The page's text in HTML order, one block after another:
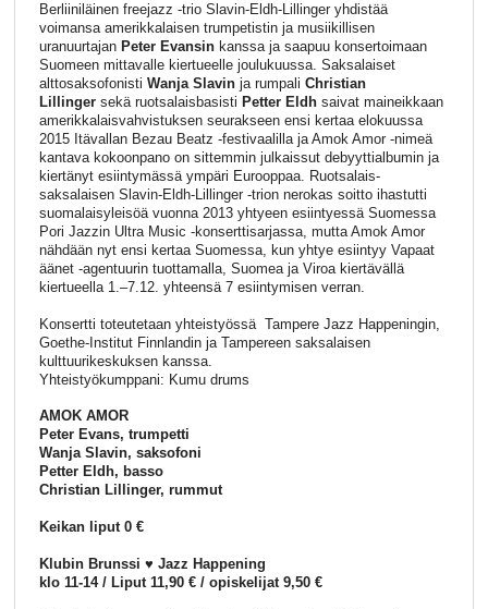
Berliiniläinen freejazz -trio Slavin-Eldh-Lillinger yhdistää
voimansa amerikkalaisen trumpetistin ja musiikillisen
uranuurtajan Peter Evansinkanssa ja saapuu konsertoimaan
Suomeen mittavalle kiertueelle joulukuussa. Saksalaiset
alttosaksofonisti Wanja Slavin ja rumpali Christian
Lillingersekä ruotsalaisbasisti Petter Eldhsaivat maineikkaan
amerikkalaisvahvistuksen seurakseen ensi kertaa elokuussa
2015 Itävallan Bezau Beatz -festivaalilla ja Amok Amor -nimeä
kantava kokoonpano on sittemmin julkaissut debyyttialbumin ja
kiertänyt esiintymässä ympäri Eurooppaa. Ruotsalais-
saksalaisen Slavin-Eldh-Lillinger -trion nerokas soitto ihastutti
suomalaisyleisöä vuonna 2013 yhtyeen esiintyessä Suomessa
Pori Jazzin Ultra Music -konserttisarjassa, mutta Amok Amor
nähdään nyt ensi kertaa Suomessa, kun yhtye esiintyy Vapaat
äänet -agentuurin tuottamalla, Suomea ja Viroa kiertävällä
kiertueella 1.–7.12. yhteensä 7 esiintymisen verran.
Konsertti toteutetaan yhteistyössä Tampere Jazz Happeningin,
Goethe-Institut Finnlandin ja Tampereen saksalaisen
kulttuurikeskuksen kanssa.
Yhteistyökumppani: Kumu drums
AMOK AMOR
Peter Evans, trumpetti
Wanja Slavin, saksofoni
Petter Eldh, basso
Christian Lillinger, rummut
Keikan liput 0 €
Klubin Brunssi ♥ Jazz Happening
klo 11-14 / Liput 11,90 € / opiskelijat 9,50 €